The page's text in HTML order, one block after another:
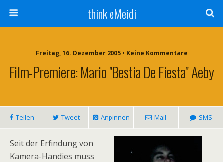
think eMeidi
Freitag, 16. Dezember 2005 • Keine Kommentare
Film-Premiere: Mario "Bestia De Fiesta" Aeby
Teilen Tweet Anpinnen Mail SMS
Seit der Erfindung von
Kamera-Handies muss